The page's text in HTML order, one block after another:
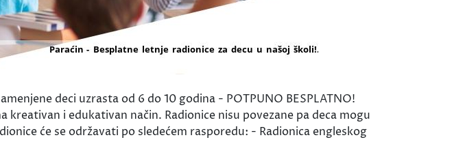
deci uzrasta od 6 do 10 godina - POTPUNO BESPLATNO!
i edukativan način. Radionice nisu povezane pa deca mogu
će se održavati po sledećem rasporedu: - Radionica engleskog